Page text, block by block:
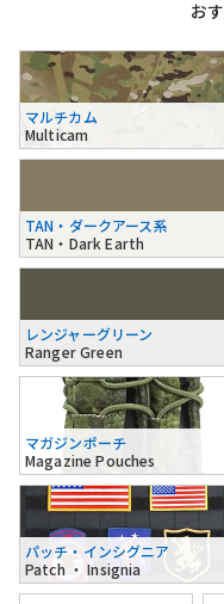
お
マルチカム
Multicam
TAN・ダークアース系
TAN・Dark Earth
レンジャーグリーン
Ranger Green
マガジンポーチ
Magazine Pouches
パッチ・インシグニア
Patch ・ Insignia